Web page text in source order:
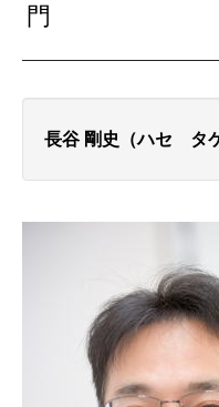
門
長谷 剛史（ハセ タ